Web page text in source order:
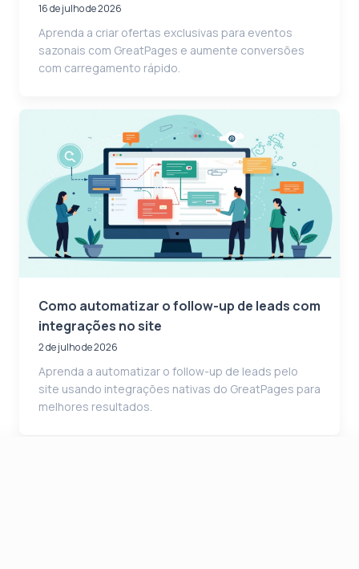
16 de julho de 2026
Aprenda a criar ofertas exclusivas para eventos
sazonais com GreatPages e aumente conversões
com carregamento rápido.
Como automatizar o follow-up de leads com
integrações no site
2 de julho de 2026
Aprenda a automatizar o follow-up de leads pelo
site usando integrações nativas do GreatPages para
melhores resultados.